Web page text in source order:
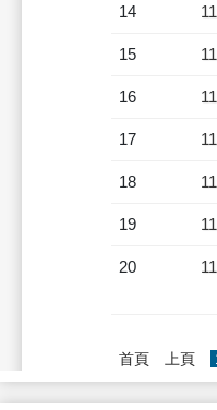
14
15
16
17
18
19
20
首頁 上頁